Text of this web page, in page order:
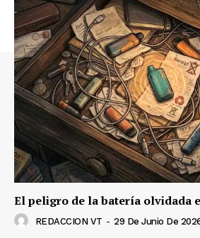
El peligro de la batería olvidada
REDACCION VT - 29 De Junio De